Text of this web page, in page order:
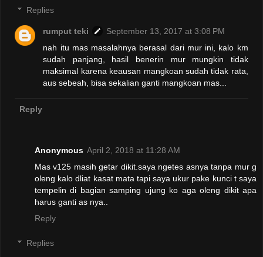
Replies
rumput teki
September 13, 2017 at 3:08 PM
nah itu mas masalahnya berasal dari mur ini, kalo km
sudah panjang, hasil benerin mur mungkin tidak
maksimal karena keausan mangkoan sudah tidak rata,
aus sebeah, bisa sekalian ganti mangkoan mas...
Reply
Anonymous April 2, 2018 at 11:28 AM
Mas v125 masih getar dikit.saya ngetes asnya tanpa mur g
oleng kalo dliat kasat mata tapi saya ukur pake kunci t saya
tempelin di bagian samping ujung ko aga oleng dikit apa
harus ganti as nya..
Reply
Replies